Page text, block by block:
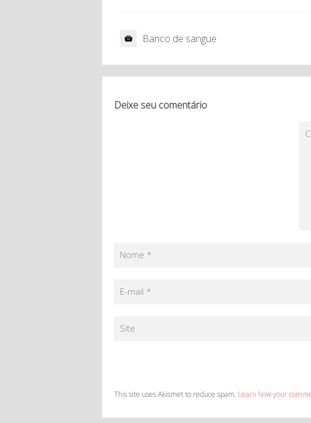
Banco de sangue
Deixe seu comentário
Nome *
E-mail *
Site
This site uses Akismet to reduce spam. Learn how your